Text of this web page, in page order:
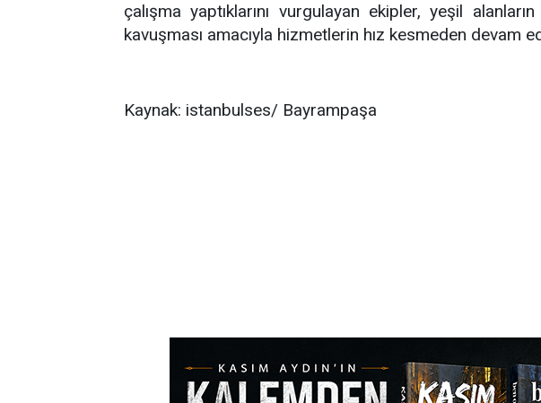
çalışma yaptıklarını vurgulayan ekipler, yeşil
kavuşması amacıyla hizmetlerin hız kesmeden devam
Kaynak: istanbulses/ Bayrampaşa